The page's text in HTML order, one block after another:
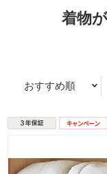
着物
おすすめ順